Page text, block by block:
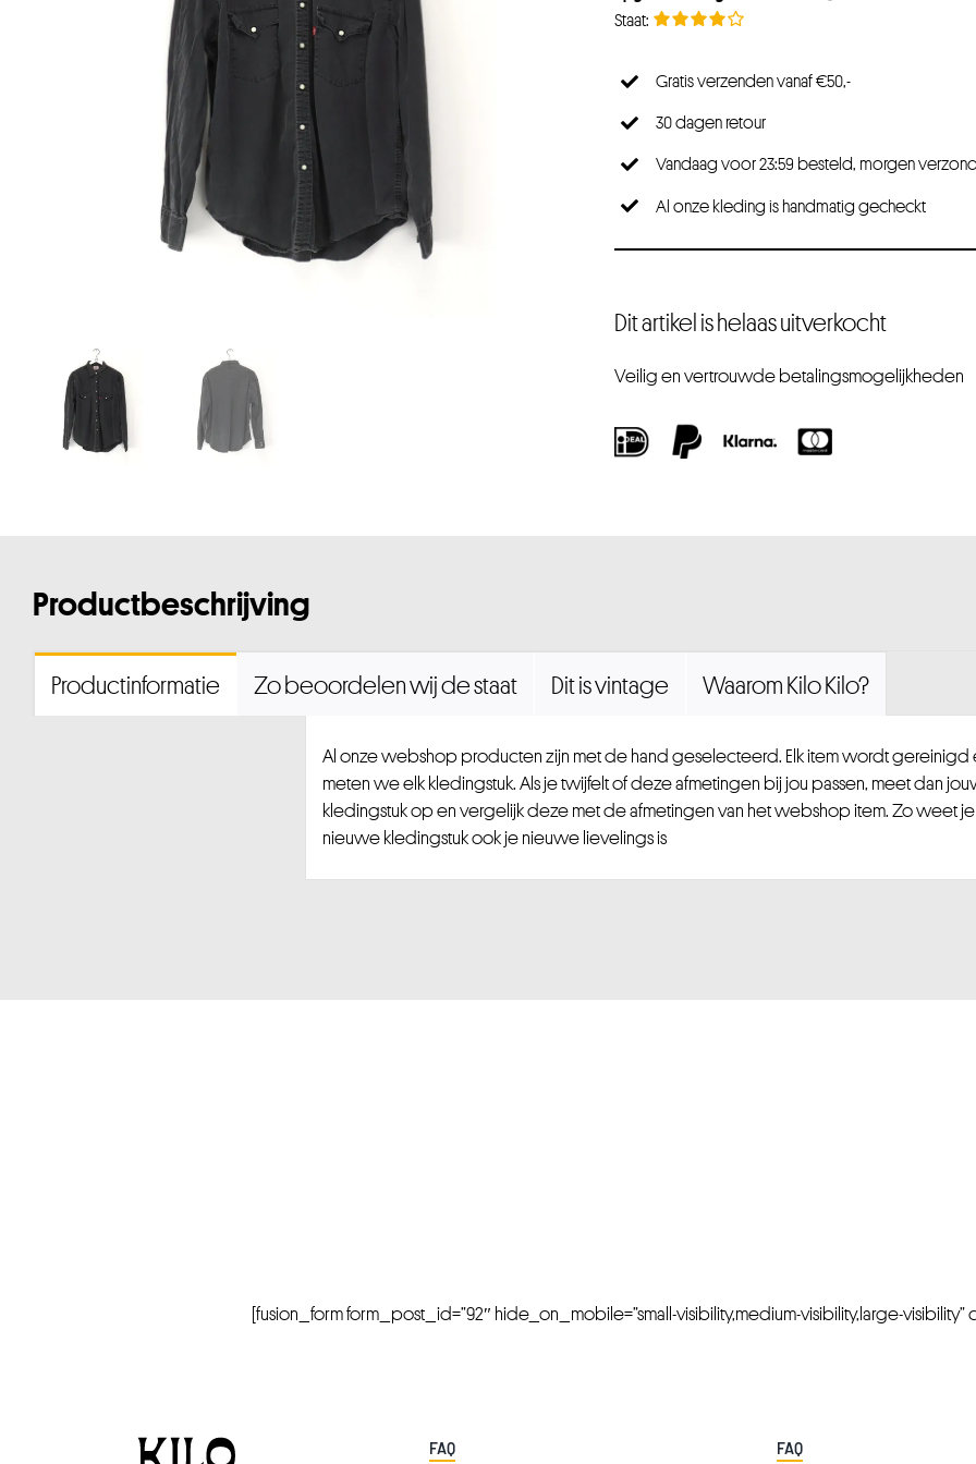
Gratis verzenden vanaf €50,-
30 dagen retour
Vandaag voor 23:59 besteld, morgen
Al onze kleding is handmatig gecheckt
Dit artikel is helaas uitverkocht
Veilig en vertrouwde betalingsmogelijkheden
Productbeschrijving
Productinformatie Zo beoordelen wij de staat Dit is vintage Waarom Kilo Kilo?
Al onze webshop producten zijn met de hand geselecteerd. Elk item wordt gereinigd
meten we elk kledingstuk. Als je twijfelt of deze afmetingen bij jou passen, meet dan
kledingstuk op en vergelijk deze met de afmetingen van het webshop item. Zo weet
nieuwe kledingstuk ook je nieuwe lievelings is
[fusion_form form_post_id=”92″ hide_on_mobile=”small-visibility,medium-visibility,large-visibility”
FAQ FAQ